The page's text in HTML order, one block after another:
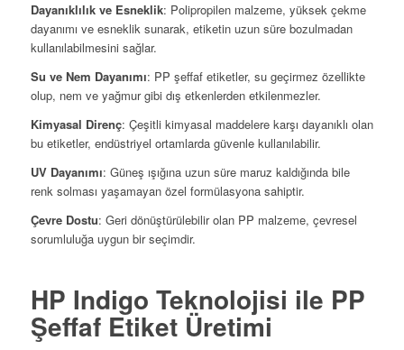
Dayanıklılık ve Esneklik: Polipropilen malzeme, yüksek çekme
dayanımı ve esneklik sunarak, etiketin uzun süre bozulmadan
kullanılabilmesini sağlar.
Su ve Nem Dayanımı: PP şeffaf etiketler, su geçirmez özellikte
olup, nem ve yağmur gibi dış etkenlerden etkilenmezler.
Kimyasal Direnç: Çeşitli kimyasal maddelere karşı dayanıklı olan
bu etiketler, endüstriyel ortamlarda güvenle kullanılabilir.
UV Dayanımı: Güneş ışığına uzun süre maruz kaldığında bile
renk solması yaşamayan özel formülasyona sahiptir.
Çevre Dostu: Geri dönüştürülebilir olan PP malzeme, çevresel
sorumluluğa uygun bir seçimdir.
HP Indigo Teknolojisi ile PP
Şeffaf Etiket Üretimi